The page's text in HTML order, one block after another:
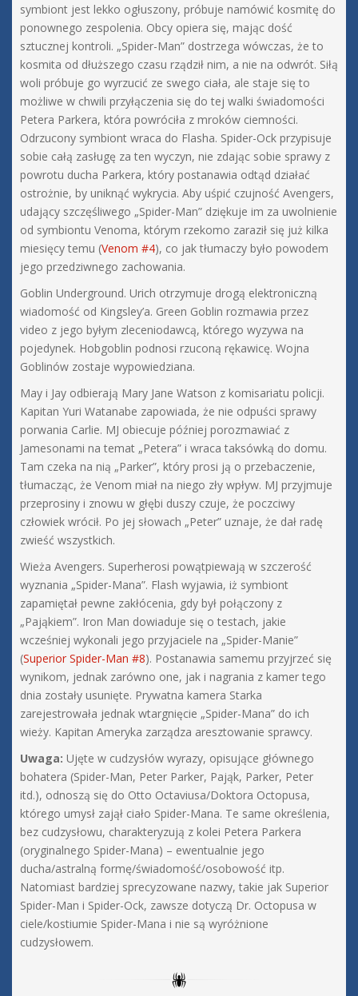
symbiont jest lekko ogłuszony, próbuje namówić kosmitę do
ponownego zespolenia. Obcy opiera się, mając dość
sztucznej kontroli. „Spider-Man” dostrzega wówczas, że to
kosmita od dłuższego czasu rządził nim, a nie na odwrót. Siłą
woli próbuje go wyrzucić ze swego ciała, ale staje się to
możliwe w chwili przyłączenia się do tej walki świadomości
Petera Parkera, która powróciła z mroków ciemności.
Odrzucony symbiont wraca do Flasha. Spider-Ock przypisuje
sobie całą zasługę za ten wyczyn, nie zdając sobie sprawy z
powrotu ducha Parkera, który postanawia odtąd działać
ostrożnie, by uniknąć wykrycia. Aby uśpić czujność Avengers,
udający szczęśliwego „Spider-Man” dziękuje im za uwolnienie
od symbiontu Venoma, którym rzekomo zaraził się już kilka
miesięcy temu (Venom #4), co jak tłumaczy było powodem
jego przedziwnego zachowania.
Goblin Underground. Urich otrzymuje drogą elektroniczną
wiadomość od Kingsley’a. Green Goblin rozmawia przez
video z jego byłym zleceniodawcą, którego wyzywa na
pojedynek. Hobgoblin podnosi rzuconą rękawicę. Wojna
Goblinów zostaje wypowiedziana.
May i Jay odbierają Mary Jane Watson z komisariatu policji.
Kapitan Yuri Watanabe zapowiada, że nie odpuści sprawy
porwania Carlie. MJ obiecuje później porozmawiać z
Jamesonami na temat „Petera” i wraca taksówką do domu.
Tam czeka na nią „Parker”, który prosi ją o przebaczenie,
tłumacząc, że Venom miał na niego zły wpływ. MJ przyjmuje
przeprosiny i znowu w głębi duszy czuje, że poczciwy
człowiek wrócił. Po jej słowach „Peter” uznaje, że dał radę
zwieść wszystkich.
Wieża Avengers. Superherosi powątpiewają w szczerość
wyznania „Spider-Mana”. Flash wyjawia, iż symbiont
zapamiętał pewne zakłócenia, gdy był połączony z
„Pająkiem”. Iron Man dowiaduje się o testach, jakie
wcześniej wykonali jego przyjaciele na „Spider-Manie”
(Superior Spider-Man #8). Postanawia samemu przyjrzeć się
wynikom, jednak zarówno one, jak i nagrania z kamer tego
dnia zostały usunięte. Prywatna kamera Starka
zarejestrowała jednak wtargnięcie „Spider-Mana” do ich
wieży. Kapitan Ameryka zarządza aresztowanie sprawcy.
Uwaga: Ujęte w cudzysłów wyrazy, opisujące głównego
bohatera (Spider-Man, Peter Parker, Pająk, Parker, Peter
itd.), odnoszą się do Otto Octaviusa/Doktora Octopusa,
którego umysł zajął ciało Spider-Mana. Te same określenia,
bez cudzysłowu, charakteryzują z kolei Petera Parkera
(oryginalnego Spider-Mana) – ewentualnie jego
ducha/astralną formę/świadomość/osobowość itp.
Natomiast bardziej sprecyzowane nazwy, takie jak Superior
Spider-Man i Spider-Ock, zawsze dotyczą Dr. Octopusa w
ciele/kostiumie Spider-Mana i nie są wyróżnione
cudzysłowem.